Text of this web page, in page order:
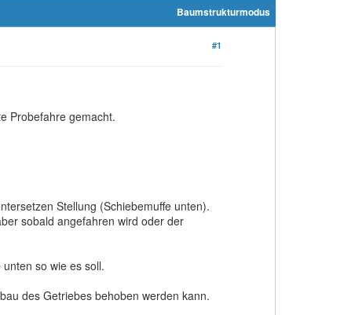
Baumstrukturmodus
#1
Probefahre gemacht.
Stellung (Schiebemuffe unten).
sobald angefahren wird oder der
so wie es soll.
des Getriebes behoben werden kann.